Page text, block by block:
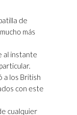
de
más
al instante
a los British
con este
cualquier